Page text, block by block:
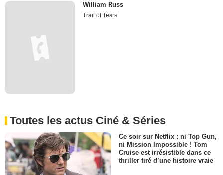
William Russ
Trail of Tears
Toutes les actus Ciné & Séries
Ce soir sur Netflix : ni Top Gun,
ni Mission Impossible ! Tom
Cruise est irrésistible dans ce
thriller tiré d’une histoire vraie